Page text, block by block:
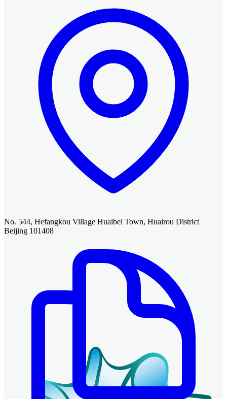
No. 544, Hefangkou Village Huaibei Town, Huairou District
Beijing 101408